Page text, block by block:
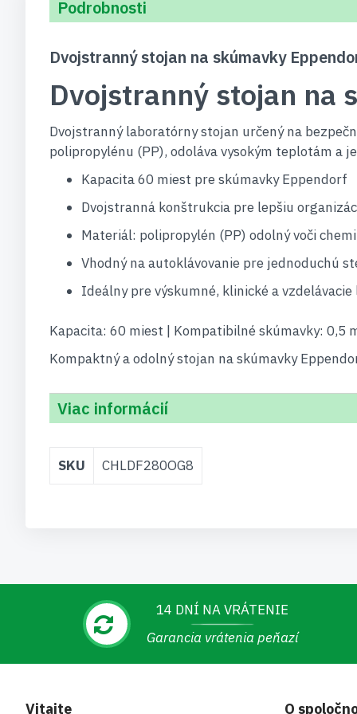
Podrobnosti
Dvojstranný stojan na skúmavky
Dvojstranný stojan na
Dvojstranný laboratórny stojan určený na
polipropylénu (PP), odoláva vysokým teplotám a
Kapacita 60 miest pre skúmavky Eppendorf
Dvojstranná konštrukcia pre lepšiu
Materiál: polipropylén (PP) odolný voči
Vhodný na autoklávovanie pre jednoduchú
Ideálny pre výskumné, klinické a
Kapacita: 60 miest | Kompatibilné skúmavky: 0,5
Kompaktný a odolný stojan na skúmavky
Viac informácií
informácií
SKU CHLDF280OG8
14 DNÍ NA VRÁTENIE
Garancia vrátenia peňazí
Vitajte O